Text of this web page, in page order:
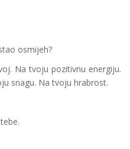
osmijeh?
Na tvoju pozitivnu energiju.
snagu. Na tvoju hrabrost.